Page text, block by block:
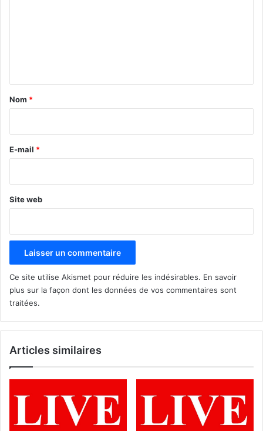
a
e
Nom *
E-mail *
Site web
Ce site utilise Akismet pour réduire les indésirables. En savoir
plus sur la façon dont les données de vos commentaires sont
traitées.
Articles similaires